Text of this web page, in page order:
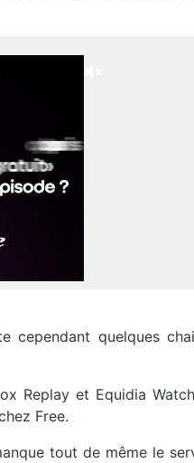
cependant quelques
Replay et Equidia
Free.
tout de même le